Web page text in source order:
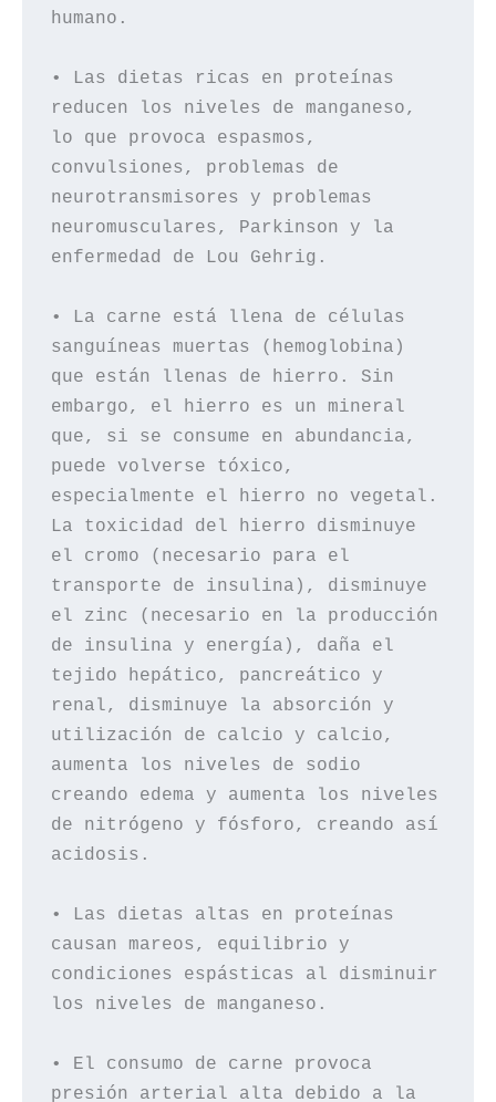
humano.
• Las dietas ricas en proteínas
reducen los niveles de manganeso,
lo que provoca espasmos,
convulsiones, problemas de
neurotransmisores y problemas
neuromusculares, Parkinson y la
enfermedad de Lou Gehrig.
• La carne está llena de células
sanguíneas muertas (hemoglobina)
que están llenas de hierro. Sin
embargo, el hierro es un mineral
que, si se consume en abundancia,
puede volverse tóxico,
especialmente el hierro no vegetal.
La toxicidad del hierro disminuye
el cromo (necesario para el
transporte de insulina), disminuye
el zinc (necesario en la producción
de insulina y energía), daña el
tejido hepático, pancreático y
renal, disminuye la absorción y
utilización de calcio y calcio,
aumenta los niveles de sodio
creando edema y aumenta los niveles
de nitrógeno y fósforo, creando así
acidosis.
• Las dietas altas en proteínas
causan mareos, equilibrio y
condiciones espásticas al disminuir
los niveles de manganeso.
• El consumo de carne provoca
presión arterial alta debido a la